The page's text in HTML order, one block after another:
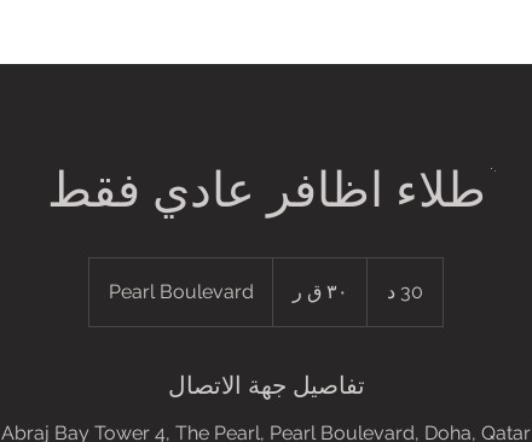
طلاء اظافر عادي فقط
30 د
0
٣٠ ق ر Pearl Boulevard
تفاصيل جهة الاتصال
Abraj Bay Tower 4, The Pearl, Pearl Boulevard, Doha, Qatar